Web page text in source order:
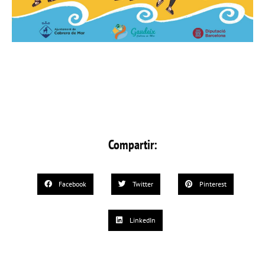
Compartir:
Facebook Twitter Pinterest
LinkedIn